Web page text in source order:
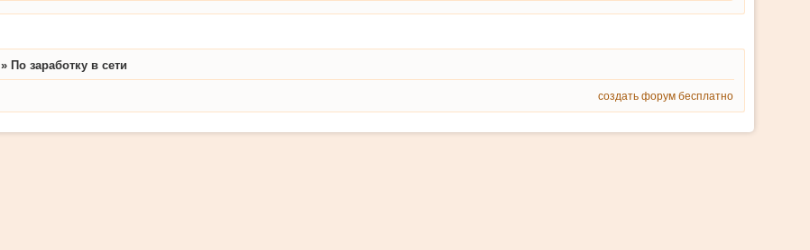
» По заработку в сети
создать форум бесплатно